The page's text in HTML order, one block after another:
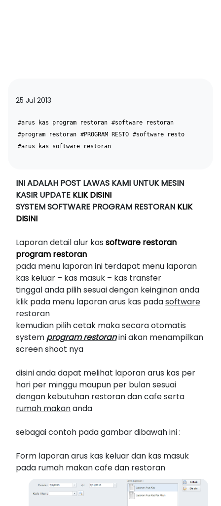
25 Jul 2013
#arus kas program restoran #software restoran
#program restoran #PROGRAM RESTO #software resto
#arus kas software restoran
INI ADALAH POST LAWAS KAMI UNTUK MESIN
KASIR UPDATE KLIK DISINI
SYSTEM SOFTWARE PROGRAM RESTORAN KLIK
DISINI
Laporan detail alur kas software restoran
program restoran
pada menu laporan ini terdapat menu laporan
kas keluar – kas masuk – kas transfer
tinggal anda pilih sesuai dengan keinginan anda
klik pada menu laporan arus kas padasoftware
restoran
kemudian pilih cetak maka secara otomatis
system program restoranini akan menampilkan
screen shoot nya
disini anda dapat melihat laporan arus kas per
hari per minggu maupun per bulan sesuai
dengan kebutuhan restoran dan cafe serta
rumah makananda
sebagai contoh pada gambar dibawah ini :
Form laporan arus kas keluar dan kas masuk
pada rumah makan cafe dan restoran